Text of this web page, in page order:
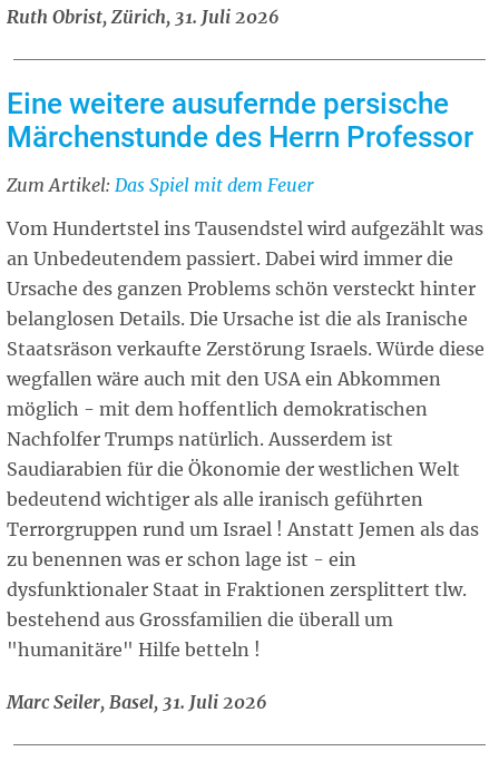
Ruth Obrist, Zürich, 31. Juli 2026
Eine weitere ausufernde persische
Märchenstunde des Herrn Professor
Zum Artikel: Related
article
Das Spiel mit dem Feuer
Vom Hundertstel ins Tausendstel wird aufgezählt was
an Unbedeutendem passiert. Dabei wird immer die
Ursache des ganzen Problems schön versteckt hinter
belanglosen Details. Die Ursache ist die als Iranische
Staatsräson verkaufte Zerstörung Israels. Würde diese
wegfallen wäre auch mit den USA ein Abkommen
möglich - mit dem hoffentlich demokratischen
Nachfolfer Trumps natürlich. Ausserdem ist
Saudiarabien für die Ökonomie der westlichen Welt
bedeutend wichtiger als alle iranisch geführten
Terrorgruppen rund um Israel ! Anstatt Jemen als das
zu benennen was er schon lage ist - ein
dysfunktionaler Staat in Fraktionen zersplittert tlw.
bestehend aus Grossfamilien die überall um
"humanitäre" Hilfe betteln !
Marc Seiler, Basel, 31. Juli 2026